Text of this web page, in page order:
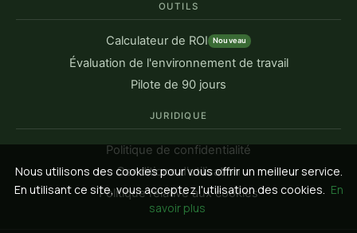
OUTILS
Calculateur de ROI Nouveau
Évaluation de l'environnement de travail
Pilote de 90 jours
JURIDIQUE
Politique de confidentialité
Conditions d'utilisation
Politique relative aux cookies
Nous utilisons des cookies pour vous offrir un meilleur service.
En utilisant ce site, vous acceptez l'utilisation des cookies. En
savoir plus